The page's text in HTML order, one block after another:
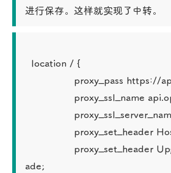
进行保存。这样就实现了中转。
ade;